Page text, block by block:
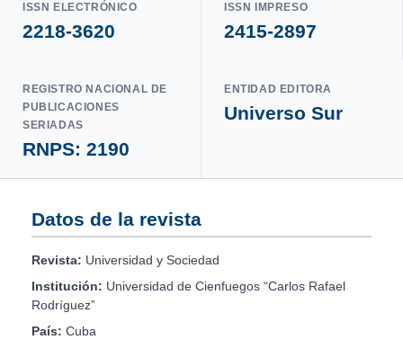
ISSN ELECTRÓNICO
2218-3620
ISSN IMPRESO
2415-2897
REGISTRO NACIONAL DE
PUBLICACIONES
SERIADAS
RNPS: 2190
ENTIDAD EDITORA
Universo Sur
Datos de la revista
Revista: Universidad y Sociedad
Institución: Universidad de Cienfuegos “Carlos Rafael
Rodríguez”
País: Cuba